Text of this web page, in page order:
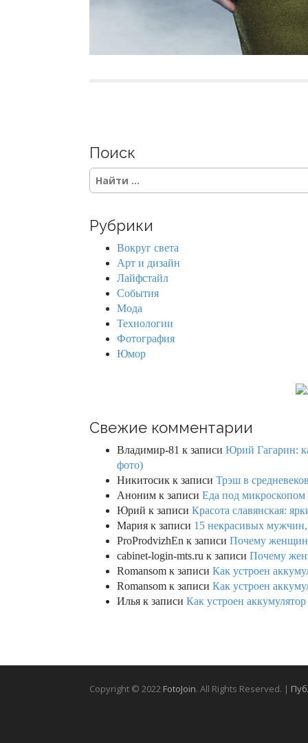
Поиск
S
e
c
Рубрики
Вокруг света
Арт и дизайн
Лайфстайл
События
Мода
Технологии
Фотография
Юмор
Свежие комментарии
Владимир-81 к записи Юрий Гагарин:
фото)
Никитосик к записи Трэш в
Аноним к записи Еда под микроскопом
Юрий к записи Красота славянская:
Мария к записи 15 некрасивых
ProProdvizhEn к записи Почему
cabinet-login-mts.ru к записи Почему
Romansom к записи Как устроен
Romansom к записи Как устроен
Илья к записи Как устроен
Copyright © 2022 FotoJoin. All Rights Reserved. |